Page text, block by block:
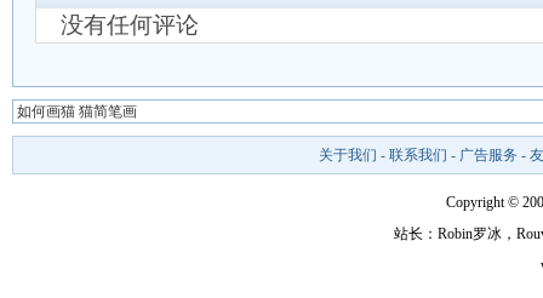
没有任何评论
如何画猫 猫简笔画
关于我们 - 联系我们 - 广告服务 -
Copyright ©
站长：Robin罗冰，